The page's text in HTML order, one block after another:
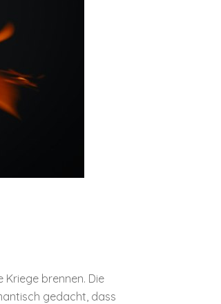
Kriege brennen. Die
gedacht, dass